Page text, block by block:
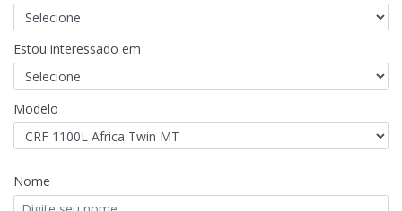
Estou interessado em
Modelo
Nome